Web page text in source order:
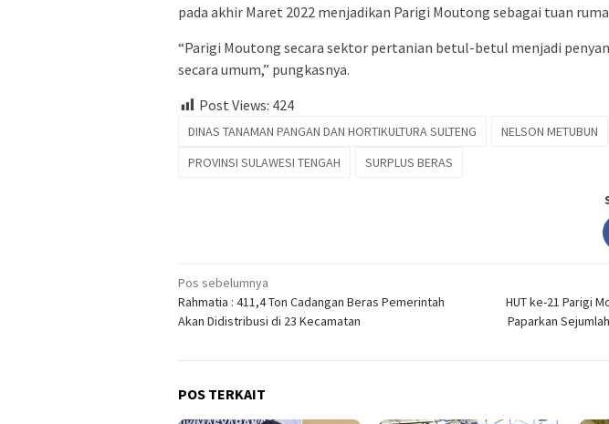
pada akhir Maret 2022 menjadikan Parigi Moutong sebagai tuan
“Parigi Moutong secara sektor pertanian betul-betul menjadi
secara umum,” pungkasnya.
Post Views: 424
DINAS TANAMAN PANGAN DAN HORTIKULTURA SULTENG NELSON METUBUN
PROVINSI SULAWESI TENGAH
SURPLUS BERAS
Navigasi
pos
Pos sebelumnya
Rahmatia : 411,4 Ton Cadangan Beras Pemerintah
Akan Didistribusi di 23 Kecamatan
HUT ke-21 Parigi
Paparkan
POS TERKAIT